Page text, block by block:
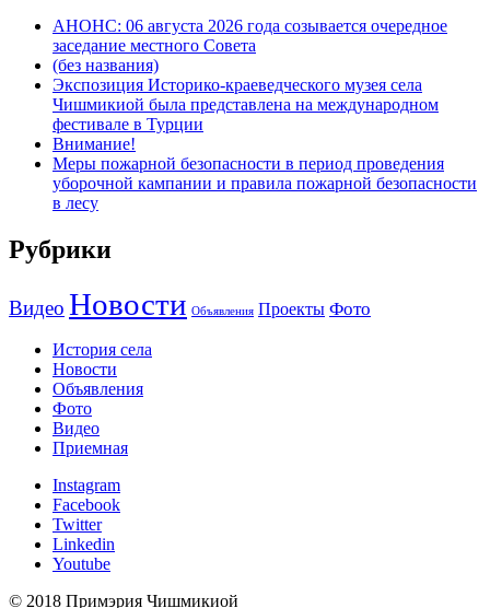
АНОНС: 06 августа 2026 года созывается очередное
заседание местного Совета
(без названия)
Экспозиция Историко-краеведческого музея села
Чишмикиой была представлена на международном
фестивале в Турции
Внимание!
Меры пожарной безопасности в период проведения
уборочной кампании и правила пожарной безопасности
в лесу
Рубрики
Видео Новости Объявления Проекты Фото
История села
Новости
Объявления
Фото
Видео
Приемная
Instagram
Facebook
Twitter
Linkedin
Youtube
© 2018 Примэрия Чишмикиой